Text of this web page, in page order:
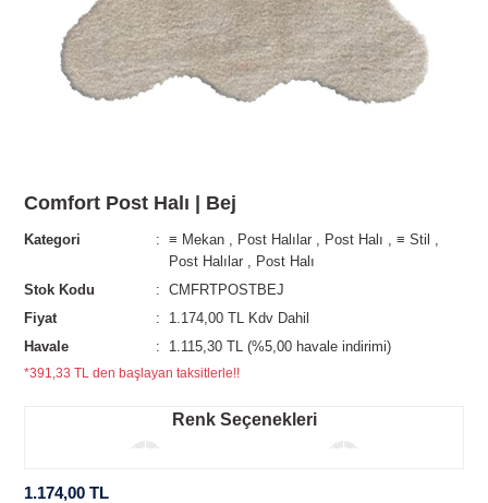
Comfort Post Halı | Bej
Kategori ≡ Mekan , Post Halılar , Post Halı ,≡ Stil ,
Post Halılar , Post Halı
Stok Kodu
CMFRTPOSTBEJ
Fiyat
1.174,00 TL Kdv Dahil
Havale
1.115,30 TL (%5,00 havale indirimi)
*391,33 TL den başlayan taksitlerle!!
Renk Seçenekleri
1.174,00 TL